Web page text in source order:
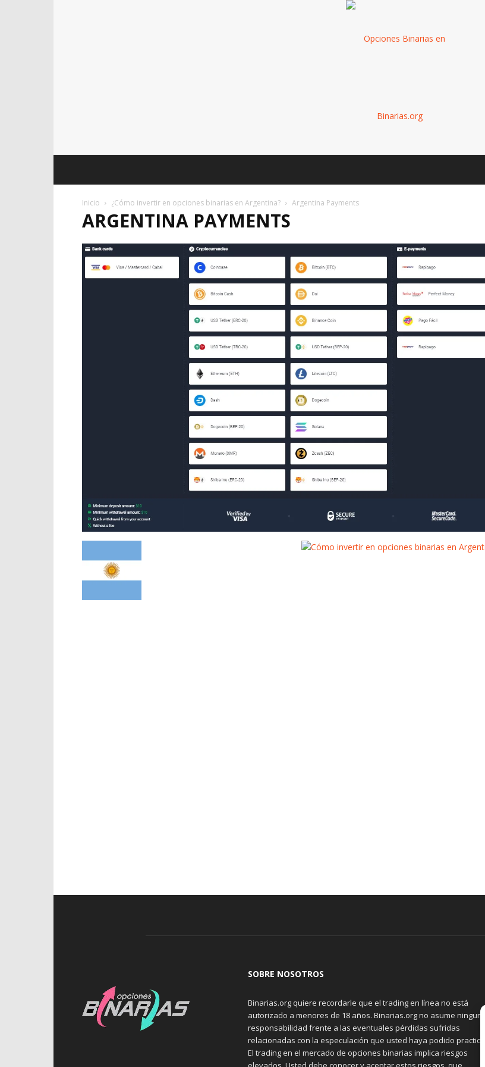
Inicio ¿Cómo invertir en opciones binarias en Argentina? Argentina Payments
ARGENTINA PAYMENTS
SOBRE NOSOTROS
Binarias.org quiere recordarle que el trading en línea no está
autorizado a menores de 18 años. Binarias.org no asume ninguna
responsabilidad frente a las eventuales pérdidas sufridas
relacionadas con la especulación que usted haya podido practicar.
El trading en el mercado de opciones binarias implica riesgos